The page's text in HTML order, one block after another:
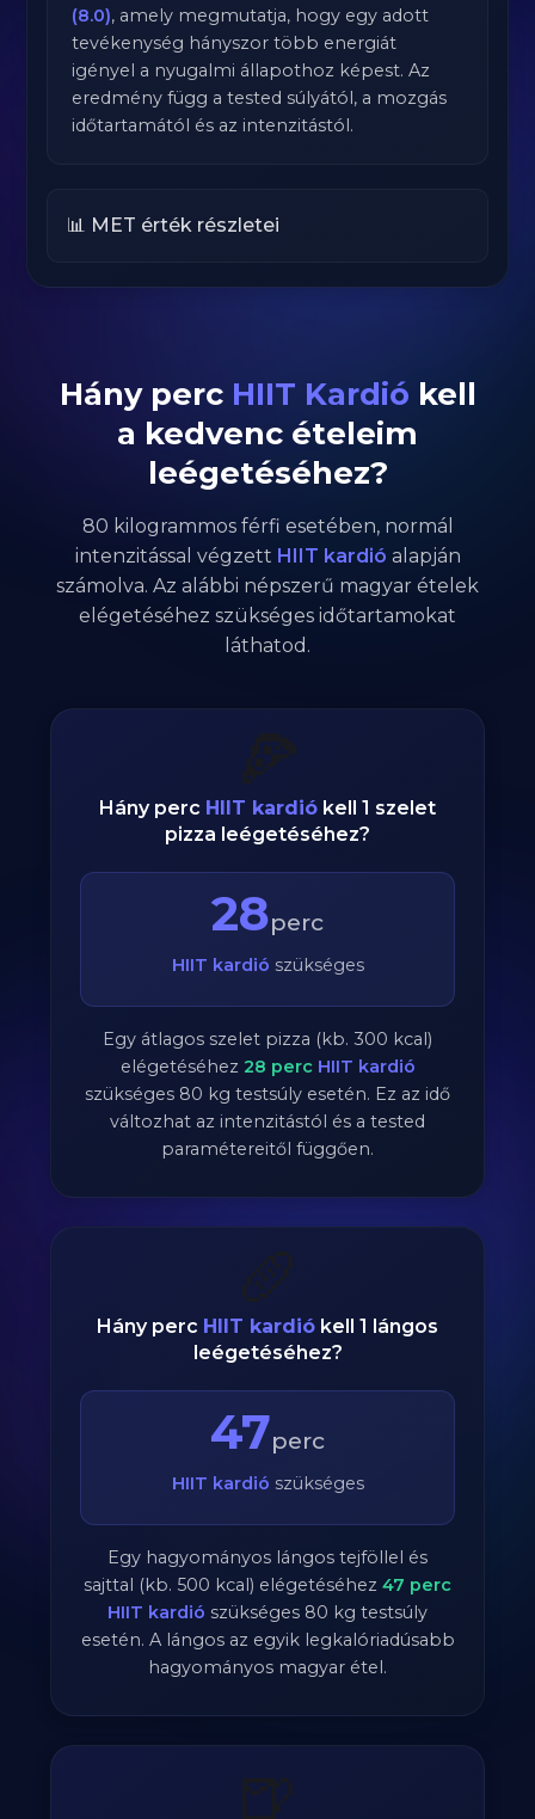
(8.0), amely megmutatja, hogy egy adott
tevékenység hányszor több energiát
igényel a nyugalmi állapothoz képest. Az
eredmény függ a tested súlyától, a mozgás
időtartamától és az intenzitástól.
📊 MET érték részletei
Hány perc HIIT Kardió kell
a kedvenc ételeim
leégetéséhez?
80 kilogrammos férfi esetében, normál
intenzitással végzett HIIT kardió alapján
számolva. Az alábbi népszerű magyar ételek
elégetéséhez szükséges időtartamokat
láthatod.
🍕
Hány perc HIIT kardió kell 1 szelet
pizza leégetéséhez?
28perc
HIIT kardió szükséges
Egy átlagos szelet pizza (kb. 300 kcal)
elégetéséhez 28 perc HIIT kardió
szükséges 80 kg testsúly esetén. Ez az idő
változhat az intenzitástól és a tested
paramétereitől függően.
🥖
Hány perc HIIT kardió kell 1 lángos
leégetéséhez?
47perc
HIIT kardió szükséges
Egy hagyományos lángos tejföllel és
sajttal (kb. 500 kcal) elégetéséhez 47 perc
HIIT kardió szükséges 80 kg testsúly
esetén. A lángos az egyik legkalóriadúsabb
hagyományos magyar étel.
🍺